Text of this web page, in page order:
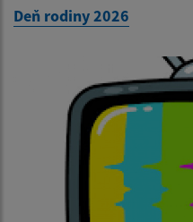
Deň rodiny 2026